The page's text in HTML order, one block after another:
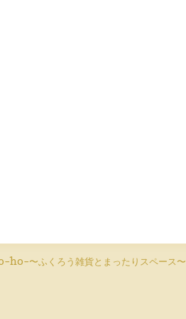
ho-〜ふくろう雑貨とまったりスペース〜